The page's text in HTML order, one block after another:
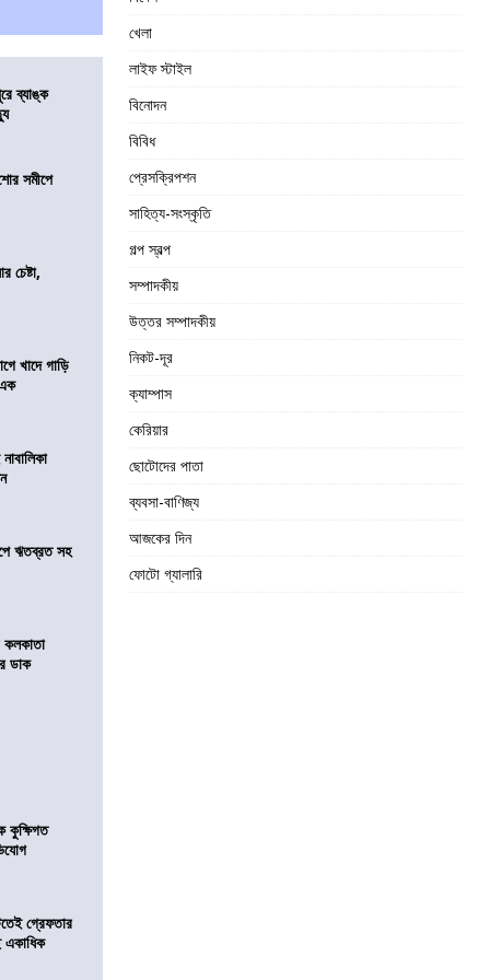
ব্যাঙ্ক
সমীপে
চেষ্টা,
খাদে গাড়ি
ঋতব্রত সহ
ডাক
গ্রেফতার
একাধিক
খেলা
লাইফ স্টাইল
বিনোদন
বিবিধ
প্রেসক্রিপশন
সাহিত্য-সংস্কৃতি
গল্প স্বল্প
সম্পাদকীয়
উত্তর সম্পাদকীয়
নিকট-দূর
ক্যাম্পাস
কেরিয়ার
ছোটোদের পাতা
ব্যবসা-বাণিজ্য
আজকের দিন
ফোটো গ্যালারি